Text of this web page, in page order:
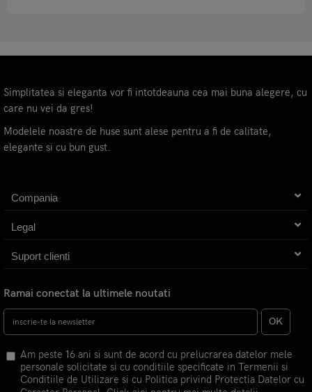
Simplitatea si eleganta vor fi intotdeauna cea mai buna alegere, cu
care nu vei da gres!
Modelele noastre de huse sunt alese pentru a fi de calitate,
elegante si cu bun gust.
Compania
Legal
Suport clienti
Ramai conectat la ultimele noutati
OK
Am peste 16 ani si sunt de acord cu prelucrarea datelor mele
personale solicitate si cu conditiile specificate in Termenii si
Conditiile de Utilizare si cu Politica privind Protectia Datelor cu